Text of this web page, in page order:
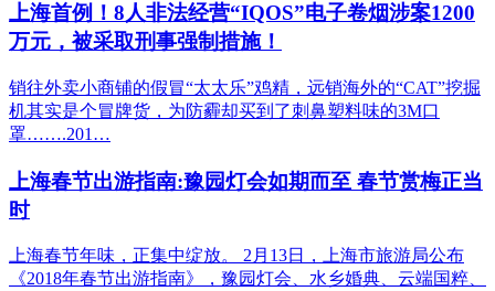
上海首例！8人非法经营“IQOS”电子卷烟涉案1200
万元，被采取刑事强制措施！
销往外卖小商铺的假冒“太太乐”鸡精，远销海外的“CAT”挖掘
机其实是个冒牌货，为防霾却买到了刺鼻塑料味的3M口
罩…….201…
上海春节出游指南:豫园灯会如期而至 春节赏梅正当
时
上海春节年味，正集中绽放。 2月13日，上海市旅游局公布
《2018年春节出游指南》，豫园灯会、水乡婚典、云端国粹、